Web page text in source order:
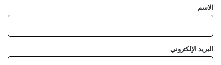
*
الاسم
البريد الإلكتروني